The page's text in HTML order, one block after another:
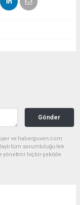
Gönder
ve haberguven.com
tüm sorumluluğu tek
yönetimi hiçbir şekilde